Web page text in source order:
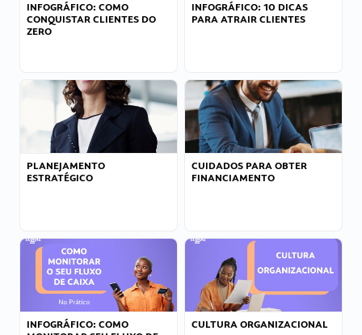
INFOGRÁFICO: COMO
CONQUISTAR CLIENTES DO
ZERO
INFOGRÁFICO: 10 DICAS
PARA ATRAIR CLIENTES
PLANEJAMENTO
ESTRATÉGICO
CUIDADOS PARA OBTER
FINANCIAMENTO
INFOGRÁFICO: COMO
CULTURA ORGANIZACIONAL